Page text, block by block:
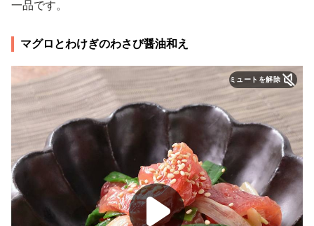
一品です。
マグロとわけぎのわさび醤油和え
ミュートを解除